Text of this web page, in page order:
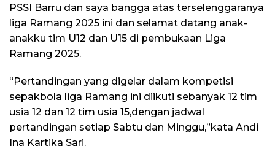
PSSI Barru dan saya bangga atas terselenggaranya
liga Ramang 2025 ini dan selamat datang anak-
anakku tim U12 dan U15 di pembukaan Liga
Ramang 2025.
“Pertandingan yang digelar dalam kompetisi
sepakbola liga Ramang ini diikuti sebanyak 12 tim
usia 12 dan 12 tim usia 15,dengan jadwal
pertandingan setiap Sabtu dan Minggu,”kata Andi
Ina Kartika Sari.